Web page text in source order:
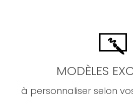
MODÈLES
à personnaliser selon